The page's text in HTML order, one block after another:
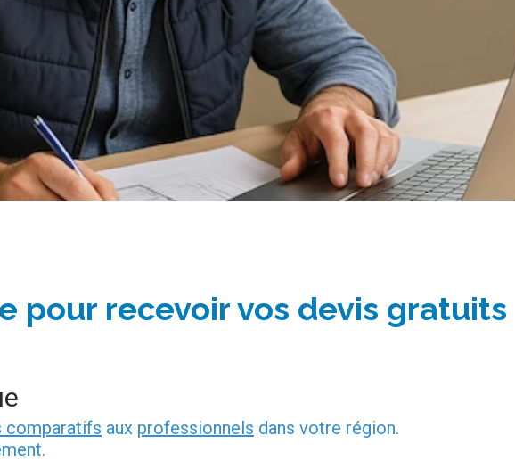
pour recevoir vos devis gratuits
comparatifs aux professionnels dans votre région.